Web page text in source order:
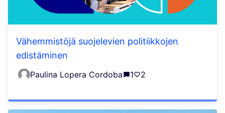
Vähemmistöjä suojelevien politiikkojen
edistäminen
Paulina Lopera Cordoba 1 2